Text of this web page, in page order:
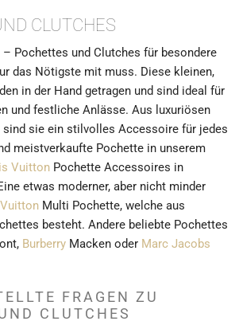
CLUTCHES
– Pochettes und Clutches für besondere
das Nötigste mit muss. Diese kleinen,
in der Hand getragen und sind ideal für
und festliche Anlässe. Aus luxuriösen
sie ein stilvolles Accessoire für jedes
meistverkaufte Pochette in unserem
Vuitton Pochette Accessoires in
etwas moderner, aber nicht minder
Multi Pochette, welche aus
besteht. Andere beliebte Pochettes
Burberry Macken oder Marc Jacobs
FRAGEN ZU
CLUTCHES